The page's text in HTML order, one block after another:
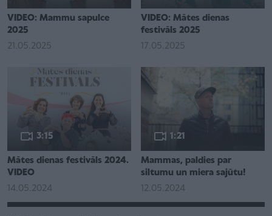
VIDEO: Mammu sapulce
2025
21.05.2025
VIDEO: Mātes dienas
festivāls 2025
17.05.2025
3:15
Mātes dienas festivāls 2024.
VIDEO
14.05.2024
1:21
Mammas, paldies par
siltumu un miera sajūtu!
12.05.2024